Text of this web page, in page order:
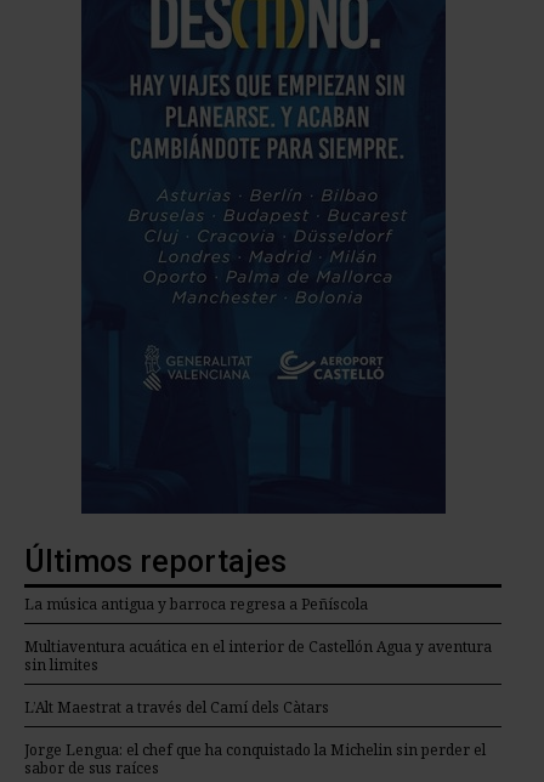
Últimos reportajes
La música antigua y barroca regresa a Peñíscola
Multiaventura acuática en el interior de Castellón Agua y aventura
sin limites
L’Alt Maestrat a través del Camí dels Càtars
Jorge Lengua: el chef que ha conquistado la Michelin sin perder el
sabor de sus raíces